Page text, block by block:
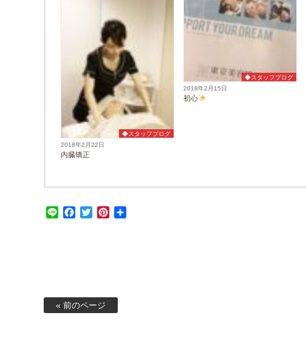
◆スタッフブログ
2018年2月22日
内臓矯正
◆スタッフブログ
2018年2月15日
初心
Line Facebook
TwitterPinterest
« 前のページ